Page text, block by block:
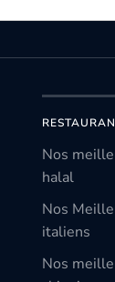
Nos
halal
Nos
italiens
Nos